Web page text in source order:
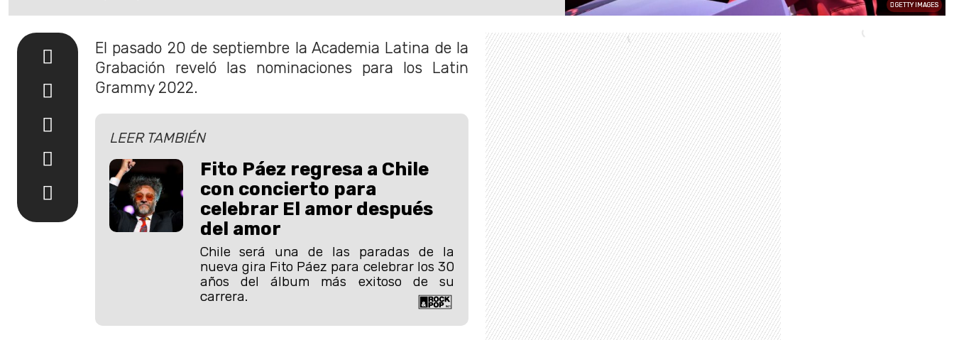
GETTY IMAGES
El pasado 20 de septiembre la Academia Latina de la
Grabación reveló las nominaciones para los Latin
Grammy 2022.
LEER TAMBIÉN
Fito Páez regresa a Chile
con concierto para
celebrar El amor después
del amor
Chile será una de las paradas de la
nueva gira Fito Páez para celebrar los 30
años del álbum más exitoso de su
carrera.